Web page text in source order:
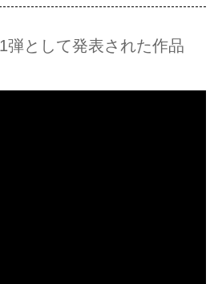
弾として発表された作品